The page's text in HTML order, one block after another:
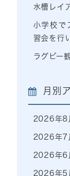
水槽レイ
小学校で
習会を行
ラグビー
月別
2026年8
2026年7
2026年6
2026年5